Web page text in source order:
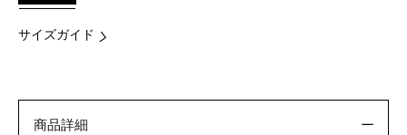
サイズガイド
商品詳細